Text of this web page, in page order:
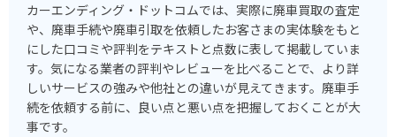
カーエンディング・ドットコムでは、実際に廃車買取の査定
や、廃車手続や廃車引取を依頼したお客さまの実体験をもと
にした口コミや評判をテキストと点数に表して掲載していま
す。気になる業者の評判やレビューを比べることで、より詳
しいサービスの強みや他社との違いが見えてきます。廃車手
続を依頼する前に、良い点と悪い点を把握しておくことが大
事です。